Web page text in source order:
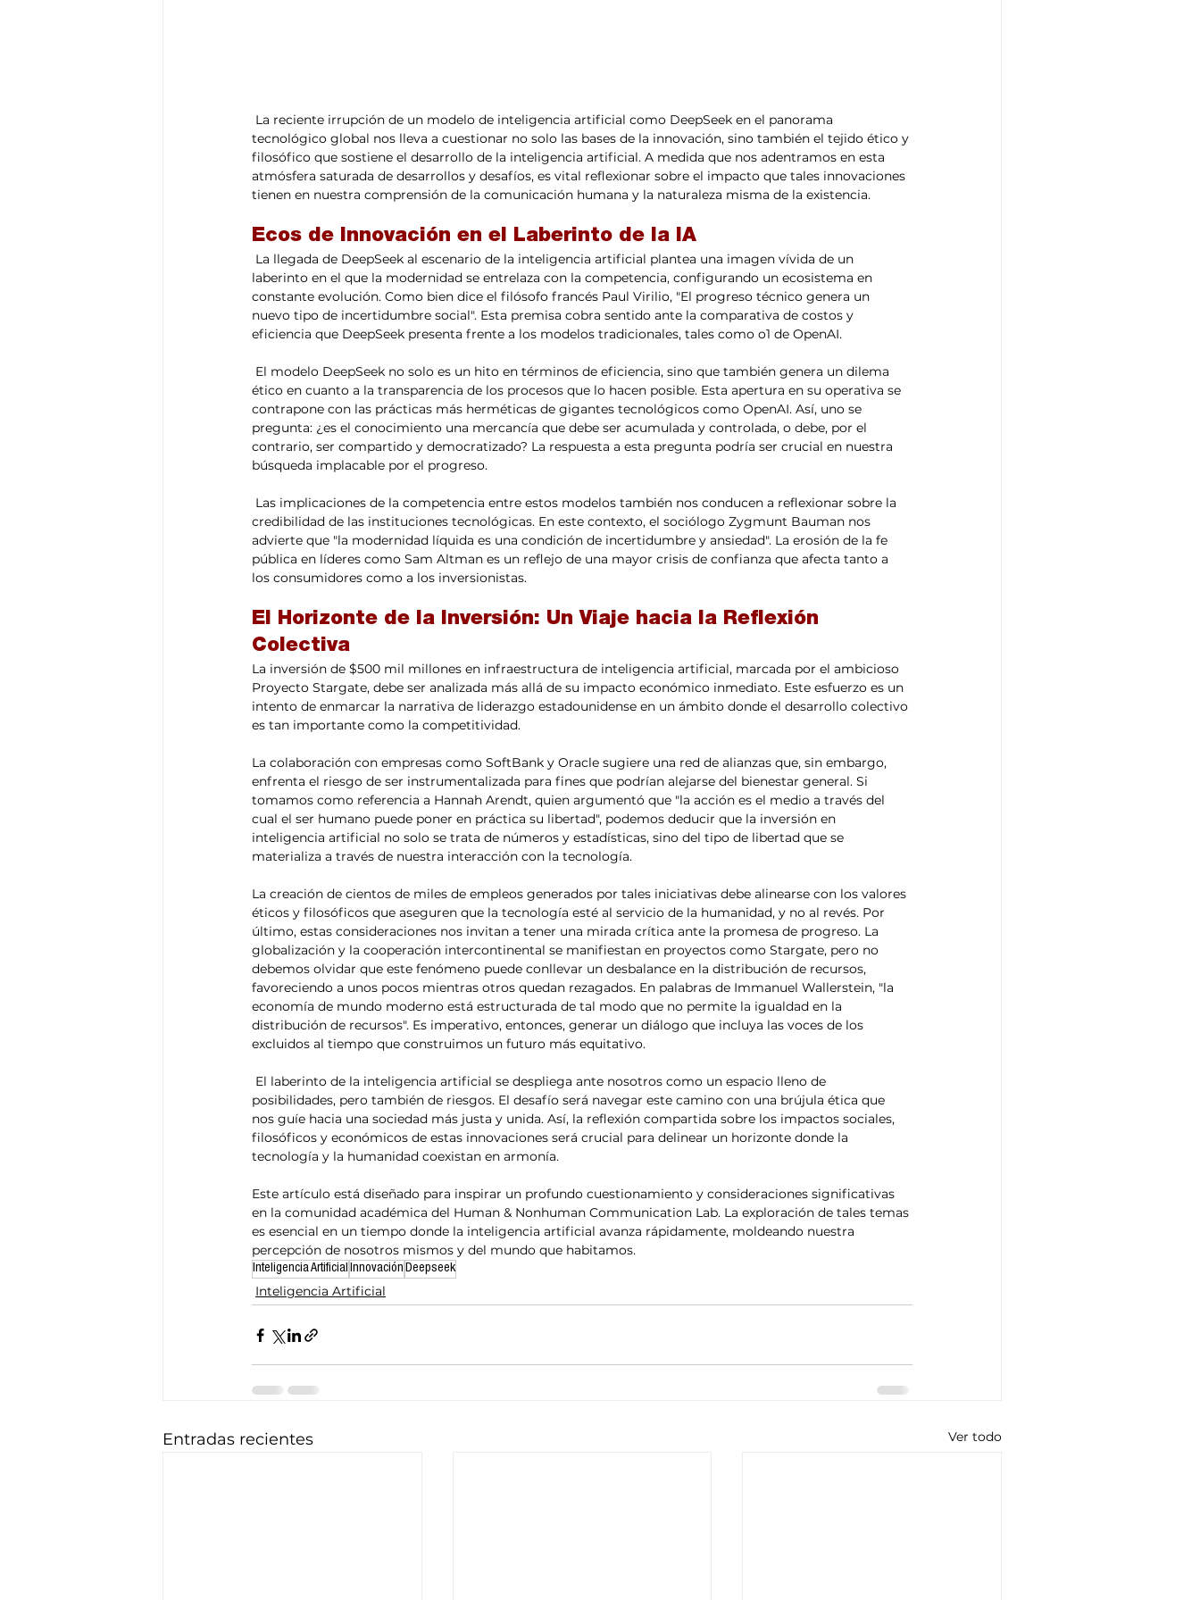
tecnológico global nos lleva a cuestionar no solo las bases de la innovación, sino también el tejido ético y
filosófico que sostiene el desarrollo de la inteligencia artificial. A medida que nos adentramos en esta
atmósfera saturada de desarrollos y desafíos, es vital reflexionar sobre el impacto que tales innovaciones
tienen en nuestra comprensión de la comunicación humana y la naturaleza misma de la existencia.
Ecos de Innovación en el Laberinto de la IA
laberinto en el que la modernidad se entrelaza con la competencia, configurando un ecosistema en
constante evolución. Como bien dice el filósofo francés Paul Virilio, "El progreso técnico genera un
nuevo tipo de incertidumbre social". Esta premisa cobra sentido ante la comparativa de costos y
eficiencia que DeepSeek presenta frente a los modelos tradicionales, tales como o1 de OpenAI.
ético en cuanto a la transparencia de los procesos que lo hacen posible. Esta apertura en su operativa se
contrapone con las prácticas más herméticas de gigantes tecnológicos como OpenAI. Así, uno se
pregunta: ¿es el conocimiento una mercancía que debe ser acumulada y controlada, o debe, por el
contrario, ser compartido y democratizado? La respuesta a esta pregunta podría ser crucial en nuestra
búsqueda implacable por el progreso.
credibilidad de las instituciones tecnológicas. En este contexto, el sociólogo Zygmunt Bauman nos
advierte que "la modernidad líquida es una condición de incertidumbre y ansiedad". La erosión de la fe
pública en líderes como Sam Altman es un reflejo de una mayor crisis de confianza que afecta tanto a
los consumidores como a los inversionistas.
El Horizonte de la Inversión: Un Viaje hacia la Reflexión
Colectiva
La inversión de $500 mil millones en infraestructura de inteligencia artificial, marcada por el ambicioso
Proyecto Stargate, debe ser analizada más allá de su impacto económico inmediato. Este esfuerzo es un
intento de enmarcar la narrativa de liderazgo estadounidense en un ámbito donde el desarrollo colectivo
es tan importante como la competitividad.
La colaboración con empresas como SoftBank y Oracle sugiere una red de alianzas que, sin embargo,
enfrenta el riesgo de ser instrumentalizada para fines que podrían alejarse del bienestar general. Si
tomamos como referencia a Hannah Arendt, quien argumentó que "la acción es el medio a través del
cual el ser humano puede poner en práctica su libertad", podemos deducir que la inversión en
inteligencia artificial no solo se trata de números y estadísticas, sino del tipo de libertad que se
materializa a través de nuestra interacción con la tecnología.
La creación de cientos de miles de empleos generados por tales iniciativas debe alinearse con los valores
éticos y filosóficos que aseguren que la tecnología esté al servicio de la humanidad, y no al revés. Por
último, estas consideraciones nos invitan a tener una mirada crítica ante la promesa de progreso. La
globalización y la cooperación intercontinental se manifiestan en proyectos como Stargate, pero no
debemos olvidar que este fenómeno puede conllevar un desbalance en la distribución de recursos,
favoreciendo a unos pocos mientras otros quedan rezagados. En palabras de Immanuel Wallerstein, "la
economía de mundo moderno está estructurada de tal modo que no permite la igualdad en la
distribución de recursos". Es imperativo, entonces, generar un diálogo que incluya las voces de los
excluidos al tiempo que construimos un futuro más equitativo.
posibilidades, pero también de riesgos. El desafío será navegar este camino con una brújula ética que
nos guíe hacia una sociedad más justa y unida. Así, la reflexión compartida sobre los impactos sociales,
filosóficos y económicos de estas innovaciones será crucial para delinear un horizonte donde la
tecnología y la humanidad coexistan en armonía.
Este artículo está diseñado para inspirar un profundo cuestionamiento y consideraciones significativas
en la comunidad académica del Human & Nonhuman Communication Lab. La exploración de tales temas
es esencial en un tiempo donde la inteligencia artificial avanza rápidamente, moldeando nuestra
percepción de nosotros mismos y del mundo que habitamos.
Inteligencia Artificial Innovación Deepseek
Inteligencia Artificial
Entradas recientes Ver todo